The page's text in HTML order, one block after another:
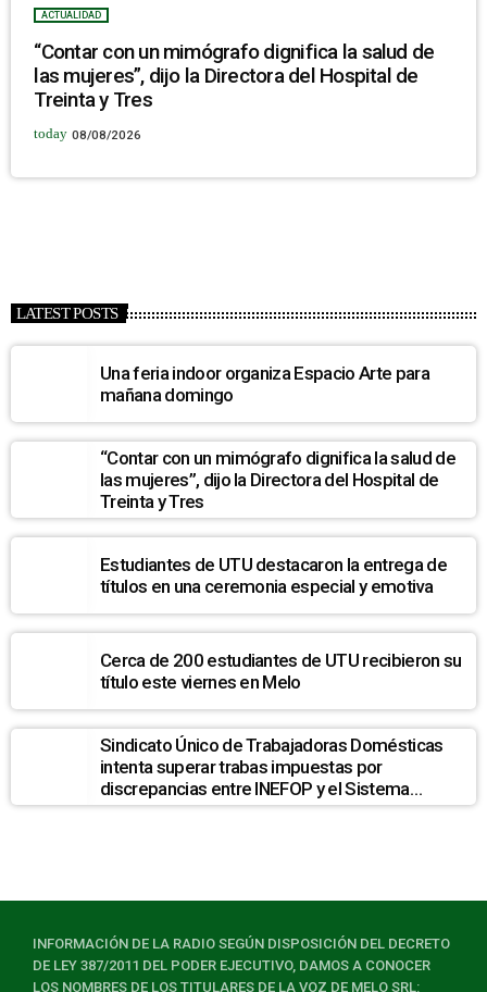
ACTUALIDAD
“Contar con un mimógrafo dignifica la salud de
las mujeres”, dijo la Directora del Hospital de
Treinta y Tres
today 08/08/2026
LATEST POSTS
Una feria indoor organiza Espacio Arte para
mañana domingo
“Contar con un mimógrafo dignifica la salud de
las mujeres”, dijo la Directora del Hospital de
Treinta y Tres
Estudiantes de UTU destacaron la entrega de
títulos en una ceremonia especial y emotiva
Cerca de 200 estudiantes de UTU recibieron su
título este viernes en Melo
Sindicato Único de Trabajadoras Domésticas
intenta superar trabas impuestas por
discrepancias entre INEFOP y el Sistema
Nacional de Cuidados
INFORMACIÓN DE LA RADIO SEGÚN DISPOSICIÓN DEL DECRETO
DE LEY 387/2011 DEL PODER EJECUTIVO, DAMOS A CONOCER
LOS NOMBRES DE LOS TITULARES DE LA VOZ DE MELO SRL: